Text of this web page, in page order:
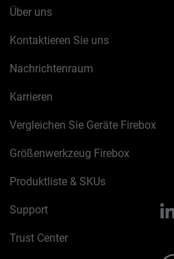
Über uns
Kontaktieren Sie uns
Nachrichtenraum
Karrieren
Vergleichen Sie Geräte Firebox
Größenwerkzeug Firebox
Produktliste & SKUs
Support
Trust Center